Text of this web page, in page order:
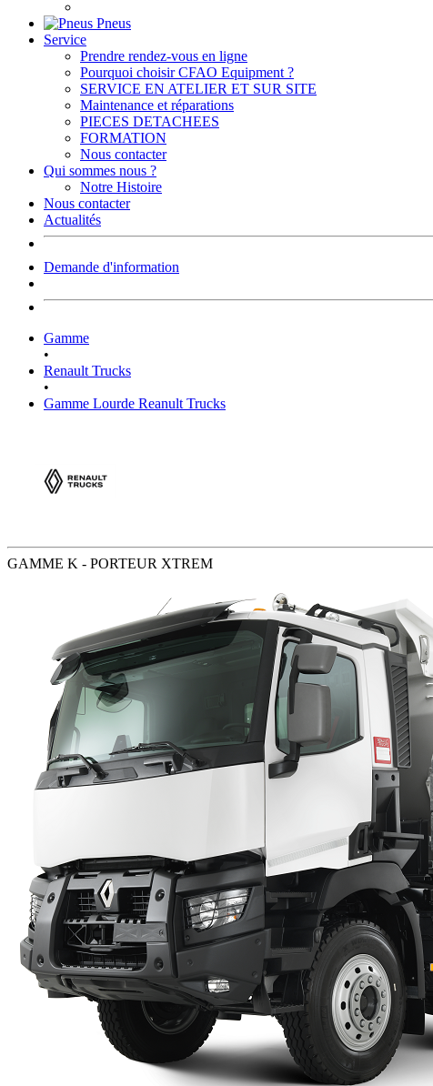
Pneus
Service
Prendre rendez-vous en ligne
Pourquoi choisir CFAO Equipment ?
SERVICE EN ATELIER ET SUR SITE
Maintenance et réparations
PIECES DETACHEES
FORMATION
Nous contacter
Qui sommes nous ?
Notre Histoire
Nous contacter
Actualités
Demande d'information
Gamme
•
Renault Trucks
•
Gamme Lourde Reanult Trucks
GAMME K - PORTEUR XTREM